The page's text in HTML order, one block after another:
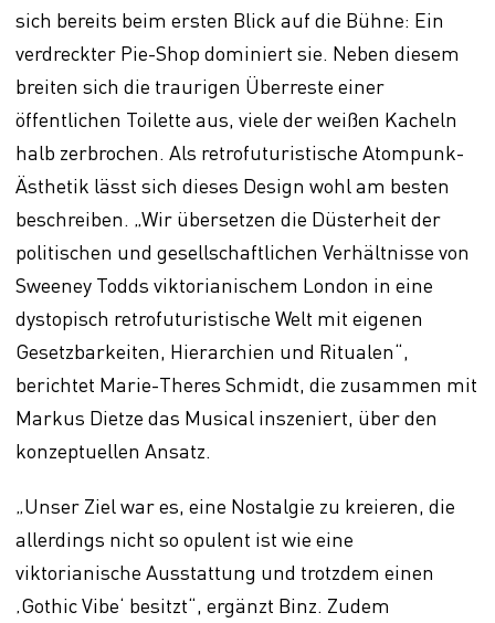
sich bereits beim ersten Blick auf die Bühne: Ein
verdreckter Pie-Shop dominiert sie. Neben diesem
breiten sich die traurigen Überreste einer
öffentlichen Toilette aus, viele der weißen Kacheln
halb zerbrochen. Als retrofuturistische Atompunk-
Ästhetik lässt sich dieses Design wohl am besten
beschreiben. „Wir übersetzen die Düsterheit der
politischen und gesellschaftlichen Verhältnisse von
Sweeney Todds viktorianischem London in eine
dystopisch retrofuturistische Welt mit eigenen
Gesetzbarkeiten, Hierarchien und Ritualen“,
berichtet Marie-Theres Schmidt, die zusammen mit
Markus Dietze das Musical inszeniert, über den
konzeptuellen Ansatz.
„Unser Ziel war es, eine Nostalgie zu kreieren, die
allerdings nicht so opulent ist wie eine
viktorianische Ausstattung und trotzdem einen
‚Gothic Vibe‘ besitzt“, ergänzt Binz. Zudem